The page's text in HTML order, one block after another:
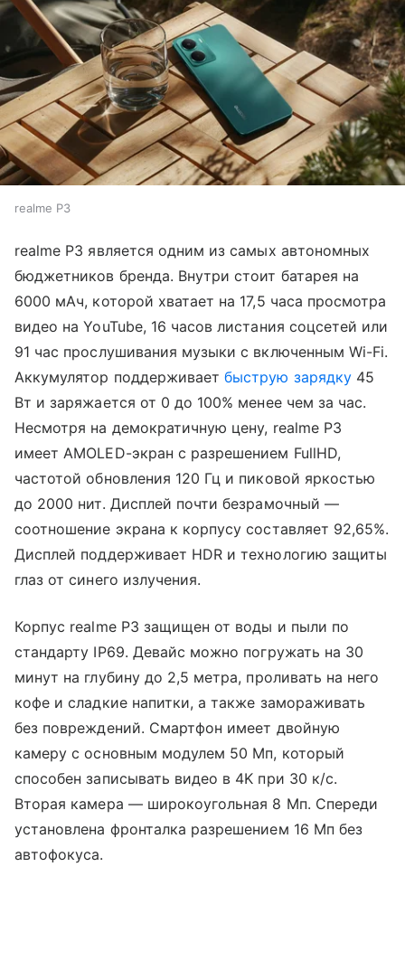
realme P3
realme P3 является одним из самых автономных
бюджетников бренда. Внутри стоит батарея на
6000 мАч, которой хватает на 17,5 часа просмотра
видео на YouTube, 16 часов листания соцсетей или
91 час прослушивания музыки с включенным Wi-Fi.
Аккумулятор поддерживаетбыструю зарядку45
Вт и заряжается от 0 до 100% менее чем за час.
Несмотря на демократичную цену, realme P3
имеет AMOLED-экран с разрешением FullHD,
частотой обновления 120 Гц и пиковой яркостью
до 2000 нит. Дисплей почти безрамочный —
соотношение экрана к корпусу составляет 92,65%.
Дисплей поддерживает HDR и технологию защиты
глаз от синего излучения.
Корпус realme P3 защищен от воды и пыли по
стандарту IP69. Девайс можно погружать на 30
минут на глубину до 2,5 метра, проливать на него
кофе и сладкие напитки, а также замораживать
без повреждений. Смартфон имеет двойную
камеру с основным модулем 50 Мп, который
способен записывать видео в 4K при 30 к/с.
Вторая камера — широкоугольная 8 Мп. Спереди
установлена фронталка разрешением 16 Мп без
автофокуса.